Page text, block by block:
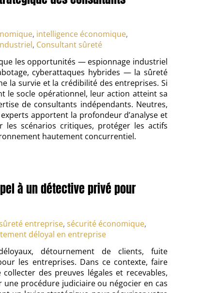
, intelligence économique,
, Consultant sûreté
les opportunités — espionnage industriel
cyberattaques hybrides — la sûreté
la survie et la crédibilité des entreprises. Si
le socle opérationnel, leur action atteint sa
de consultants indépendants. Neutres,
apportent la profondeur d’analyse et
les scénarios critiques, protéger les actifs
hautement concurrentiel.
à un détective privé pour
entreprise, sécurité économique,
déloyal en entreprise
détournement de clients, fuite
les entreprises. Dans ce contexte, faire
des preuves légales et recevables,
procédure judiciaire ou négocier en cas